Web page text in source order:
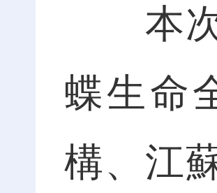
本次
蝶生命
構、江